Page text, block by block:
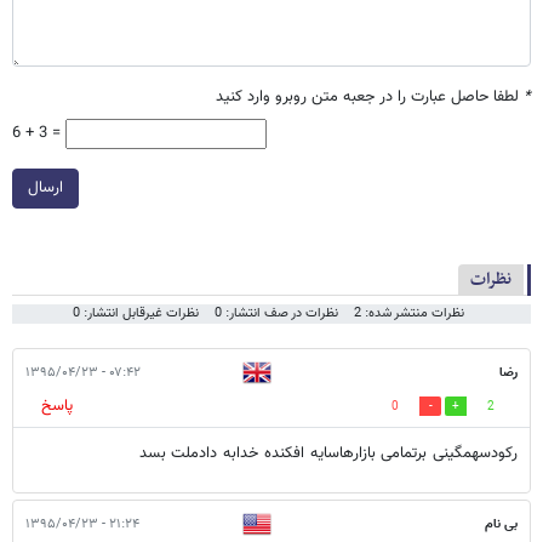
* لطفا حاصل عبارت را در جعبه متن روبرو وارد کنید
6 + 3 =
ارسال
نظرات
نظرات منتشر شده: 2 نظرات در صف انتشار: 0 نظرات غیرقابل انتشار: 0
رضا ۰۷:۴۲ - ۱۳۹۵/۰۴/۲۳
2
0
پاسخ
رکودسهمگینی برتمامی بازارهاسایه افکنده خدابه دادملت بسد
بی نام ۲۱:۲۴ - ۱۳۹۵/۰۴/۲۳